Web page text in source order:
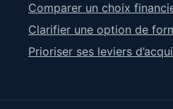
Comparer un choix
Clarifier une option de
Prioriser ses leviers